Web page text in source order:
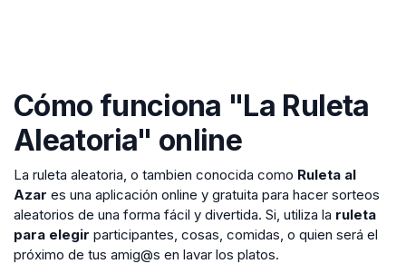
Cómo funciona "La Ruleta
Aleatoria" online
La ruleta aleatoria, o tambien conocida como Ruleta al
Azar es una aplicación online y gratuita para hacer sorteos
aleatorios de una forma fácil y divertida. Si, utiliza la ruleta
para elegir participantes, cosas, comidas, o quien será el
próximo de tus amig@s en lavar los platos.